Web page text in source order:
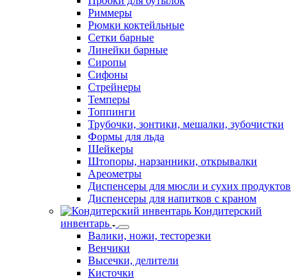
Направляющие
Ножи для бара
Пепельницы
Подкладки сервировачные
Подносы
Пробки для бутылок
Риммеры
Рюмки коктейльные
Сетки барные
Линейки барные
Сиропы
Сифоны
Стрейнеры
Темперы
Топпинги
Трубочки, зонтики, мешалки, зубочистки
Формы для льда
Шейкеры
Штопоры, нарзанники, открывалки
Ареометры
Диспенсеры для мюсли и сухих продуктов
Диспенсеры для напитков с краном